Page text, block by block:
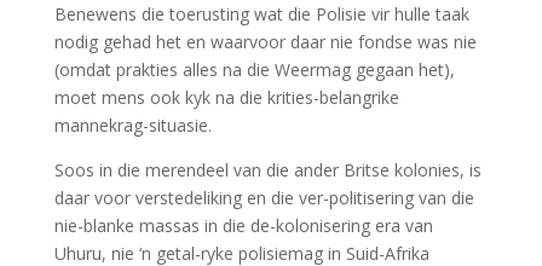
Benewens die toerusting wat die Polisie vir hulle taak
nodig gehad het en waarvoor daar nie fondse was nie
(omdat prakties alles na die Weermag gegaan het),
moet mens ook kyk na die krities-belangrike
mannekrag-situasie.
Soos in die merendeel van die ander Britse kolonies, is
daar voor verstedeliking en die ver-politisering van die
nie-blanke massas in die de-kolonisering era van
Uhuru, nie ‘n getal-ryke polisiemag in Suid-Afrika